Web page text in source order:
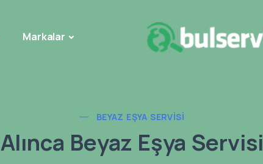
Markalar
BEYAZ EŞYA SERVISI
Alınca Beyaz Eşya Servisi